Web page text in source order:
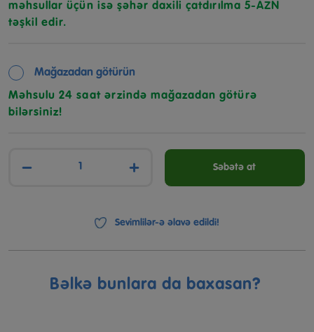
məhsullar üçün isə şəhər daxili çatdırılma 5-AZN
təşkil edir.
Mağazadan götürün
Məhsulu 24 saat ərzində mağazadan götürə
bilərsiniz!
− + Səbətə at
Sevimlilər-ə əlavə edildi!
Bəlkə bunlara da baxasan?